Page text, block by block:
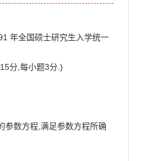
分,每小题3分.)
参数方程,满足参数方程所确